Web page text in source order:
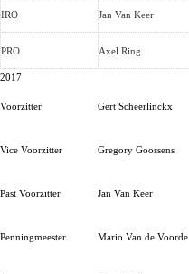
IRO Jan Van Keer
PRO Axel Ring
2017
Voorzitter Gert Scheerlinckx
Vice Voorzitter Gregory Goossens
Past Voorzitter Jan Van Keer
Penningmeester Mario Van de Voorde